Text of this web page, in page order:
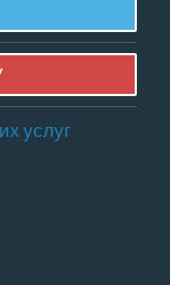
услуг